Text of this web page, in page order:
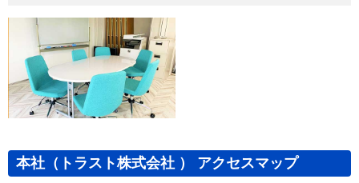
本社（トラスト株式会社 ） アクセスマップ